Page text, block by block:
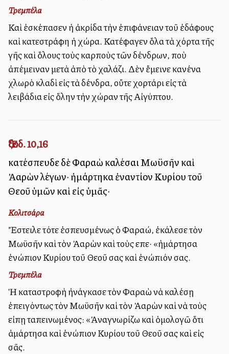
Τρεμπέλα
Καὶ ἐσκέπασεν ἡ ἀκρίδα τὴν ἐπιφάνειαν τοῦ ἐδάφους
καὶ κατεστράφη ἡ χώρα. Κατέφαγεν ὅλα τὰ χόρτα τῆς
γῆς καὶ ὅλους τοὺς καρποὺς τῶν δένδρων, ποὺ
ἀπέμειναν μετὰ ἀπὸ τὸ χαλάζι. Δὲν ἔμεινε κανένα
χλωρὸ κλαδὶ εἰς τὰ δένδρα, οὔτε χορτάρι εἰς τὰ
λειβάδια εἰς ὅλην τὴν χώραν τῆς Αἰγύπτου.
Ἔξοδ. 10,16
κατέσπευδε δὲ Φαραὼ καλέσαι Μωϋσῆν καὶ
Ἀαρὼν λέγων· ἡμάρτηκα ἐναντίον Κυρίου τοῦ
Θεοῦ ὑμῶν καὶ εἰς ὑμᾶς·
Κολιτσάρα
Ἔστειλε τότε ἐσπευσμένως ὁ Φαραώ, ἐκάλεσε τὸν
Μωϋσῆν καὶ τὸν Ἀαρὼν καὶ τοὺς εἶπε· «ἡμάρτησα
ἐνώπιον Κυρίου τοῦ Θεοῦ σας καὶ ἐνώπιόν σας.
Τρεμπέλα
Ἡ καταστροφὴ ἠνάγκασε τὸν Φαραὼ νὰ καλέσῃ
ἐπειγόντως τὸν Μωϋσῆν καὶ τὸν Ἀαρὼν καὶ νὰ τοὺς
εἰπῃ ταπεινωμένος: «Ἀναγνωρίζω καὶ ὁμολογῶ ὅτι
ἁμάρτησα καὶ ἐνώπιον Κυρίου τοῦ Θεοῦ σας καὶ εἰς
σᾶς.